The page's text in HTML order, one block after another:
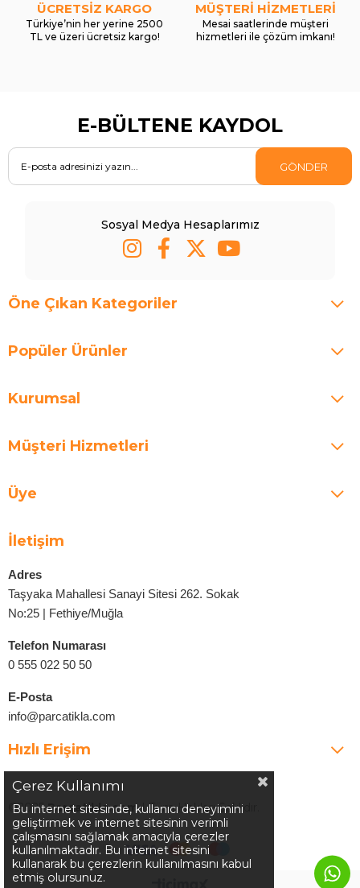
ÜCRETSİZ KARGO
Türkiye’nin her yerine 2500
TL ve üzeri ücretsiz kargo!
MÜŞTERİ HİZMETLERİ
Mesai saatlerinde müşteri
hizmetleri ile çözüm imkanı!
E-BÜLTENE KAYDOL
GÖNDER
Sosyal Medya Hesaplarımız
Öne Çıkan Kategoriler
Popüler Ürünler
Kurumsal
Müşteri Hizmetleri
Üye
İletişim
Adres
Taşyaka Mahallesi Sanayi Sitesi 262. Sokak
No:25 | Fethiye/Muğla
Telefon Numarası
0 555 022 50 50
E-Posta
info@parcatikla.com
Hızlı Erişim
©2025Parcatikla.com| Tüm Hakları Saklıdır.
Çerez Kullanımı
Bu internet sitesinde, kullanıcı deneyimini
geliştirmek ve internet sitesinin verimli
çalışmasını sağlamak amacıyla çerezler
kullanılmaktadır. Bu internet sitesini
kullanarak bu çerezlerin kullanılmasını kabul
etmiş olursunuz.